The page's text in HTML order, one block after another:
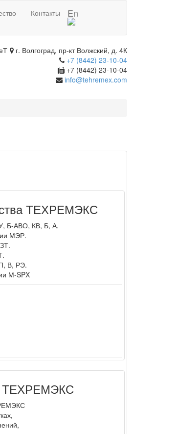
Контакты En
г. Волгоград, пр-кт Волжский, д. 4К
+7 (8442) 23-10-04
+7 (8442) 23-10-04
info@tehremex.com
ТЕХРЕМЭКС
Б-АВО, КВ, Б, А.
МЭР.
В, РЭ.
М-SPX
ТЕХРЕМЭКС